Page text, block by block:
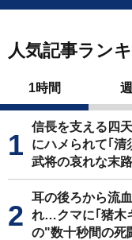
人気記事ラン
1時間
信長を支える四
にハメられて｢清
武将の哀れな末路
耳の後ろから流
れ…クマに｢猪木
の"数十秒間の死